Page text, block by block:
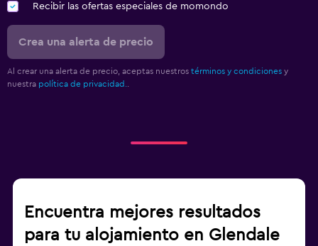
Recibir las ofertas especiales de momondo
Crea una alerta de precio
Al crear una alerta de precio, aceptas nuestros términos y condiciones y
nuestra política de privacidad.
Encuentra mejores resultados
para tu alojamiento en Glendale